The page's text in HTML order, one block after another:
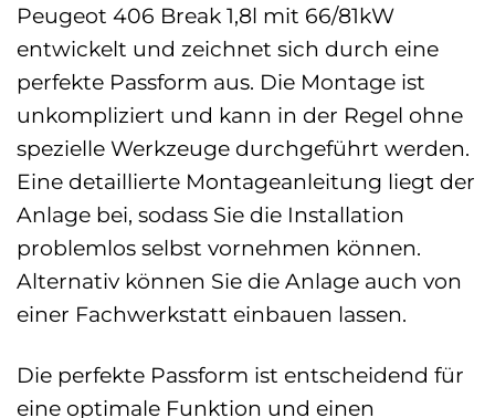
Peugeot 406 Break 1,8l mit 66/81kW
entwickelt und zeichnet sich durch eine
perfekte Passform aus. Die Montage ist
unkompliziert und kann in der Regel ohne
spezielle Werkzeuge durchgeführt werden.
Eine detaillierte Montageanleitung liegt der
Anlage bei, sodass Sie die Installation
problemlos selbst vornehmen können.
Alternativ können Sie die Anlage auch von
einer Fachwerkstatt einbauen lassen.
Die perfekte Passform ist entscheidend für
eine optimale Funktion und einen